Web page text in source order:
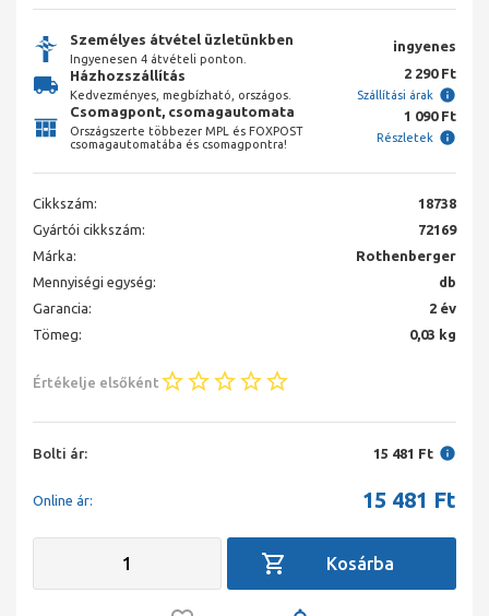
Személyes átvétel üzletünkben
Ingyenesen 4 átvételi ponton.
ingyenes
Házhozszállítás
Kedvezményes, megbízható, országos.
2 290 Ft
Szállítási árak
Csomagpont, csomagautomata
Országszerte többezer MPL és FOXPOST
csomagautomatába és csomagpontra!
1 090 Ft
Részletek
Cikkszám:
18738
Gyártói cikkszám:
72169
Márka:
Rothenberger
Mennyiségi egység:
db
Garancia:
2 év
Tömeg:
0,03 kg
Értékelje elsőként
Bolti ár: 15 481 Ft
Online ár: 15 481 Ft